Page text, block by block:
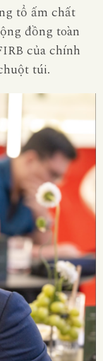
tổ ấm chất
đồng toàn
của chính
túi.